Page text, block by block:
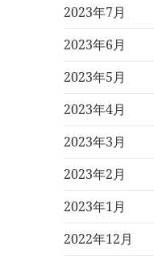
2023年7月
2023年6月
2023年5月
2023年4月
2023年3月
2023年2月
2023年1月
2022年12月